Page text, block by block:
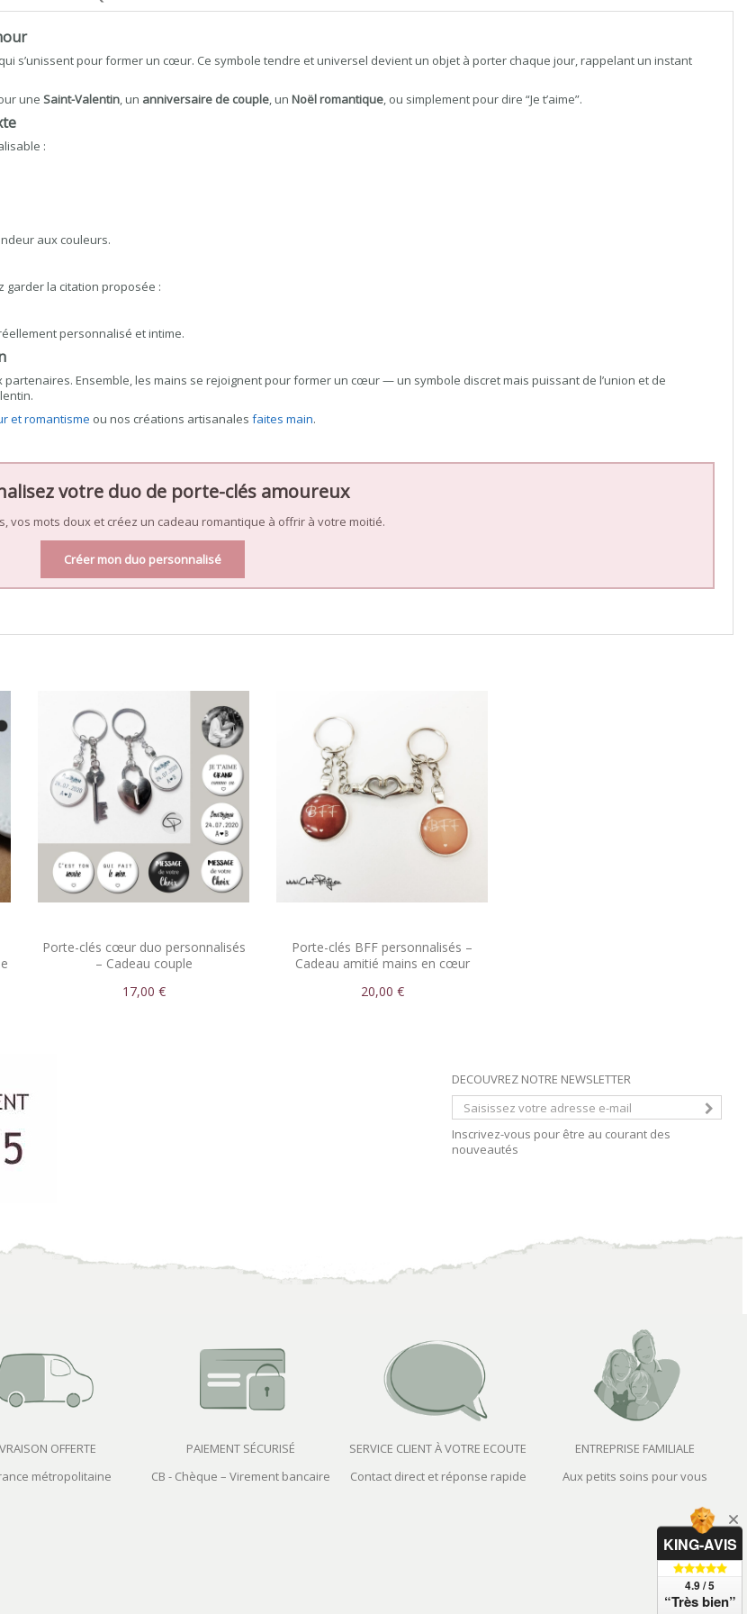
s’unissent pour former un cœur. Ce symbole tendre et universel devient un objet à porter chaque jour, rappelant un instant
une Saint-Valentin, un anniversaire de couple, un Noël romantique, ou simplement pour dire “Je t’aime”.
:
aux couleurs.
garder la citation proposée :
personnalisé et intime.
Ensemble, les mains se rejoignent pour former un cœur — un symbole discret mais puissant de l’union et de
et romantisme ou nos créations artisanales faites main.
votre duo de porte-clés amoureux
vos mots doux et créez un cadeau romantique à offrir à votre moitié.
Créer mon duo personnalisé
Porte-clés cœur duo personnalisés
– Cadeau couple
17,00 €
Porte-clés BFF personnalisés –
Cadeau amitié mains en cœur
20,00 €
DECOUVREZ NOTRE NEWSLETTER
Inscrivez-vous pour être au courant des
nouveautés
OFFERTE
métropolitaine
PAIEMENT SÉCURISÉ
CB - Chèque – Virement bancaire
SERVICE CLIENT À VOTRE ECOUTE
Contact direct et réponse rapide
ENTREPRISE FAMILIALE
Aux petits soins pour vous
KING-AVIS
4.9 / 5
“Très bien”